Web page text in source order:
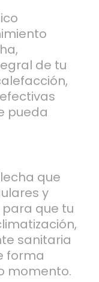
de tu
pueda
que
y
que tu
sanitaria
forma
momento.